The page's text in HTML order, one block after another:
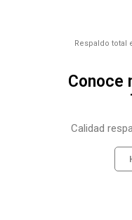
Respaldo total
Conoce
Calidad